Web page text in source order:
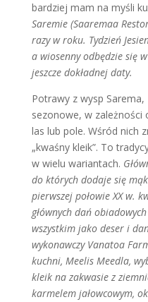
bardziej mam na myśli
Saremie (Saaremaa
razy w roku. Tydzień
a wiosenny odbędzie się
jeszcze dokładnej daty.
Potrawy z wysp
sezonowe, w
las lub pole. Wśród nich
„kwaśny kleik”. To
w wielu wariantach.
do których dodaje się
pierwszej połowie XX w.
głównych dań
wszystkim jako deser i
wykonawczy Vanatoa
kuchni, Meelis Meedla,
kleik na zakwasie z
karmelem jałowcowym,